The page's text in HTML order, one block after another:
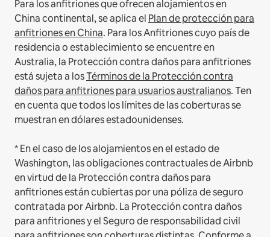
Para los anfitriones que ofrecen alojamientos en
China continental, se aplica el Plan de protección para
anfitriones en China. Para los Anfitriones cuyo país de
residencia o establecimiento se encuentre en
Australia, la Protección contra daños para anfitriones
está sujeta a losTérminos de la Protección contra
daños para anfitriones para usuarios australianos. Ten
en cuenta que todos los límites de las coberturas se
muestran en dólares estadounidenses.
* En el caso de los alojamientos en el estado de
Washington, las obligaciones contractuales de Airbnb
en virtud de la Protección contra daños para
anfitriones están cubiertas por una póliza de seguro
contratada por Airbnb. La Protección contra daños
para anfitriones y el Seguro de responsabilidad civil